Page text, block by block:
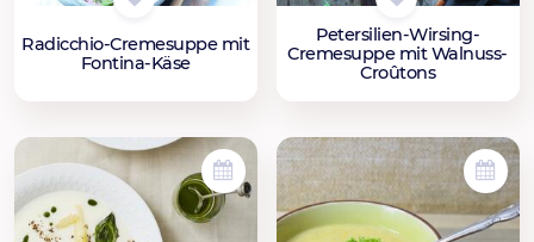
Radicchio-Cremesuppe mit
Fontina-Käse
Petersilien-Wirsing-
Cremesuppe mit Walnuss-
Croûtons